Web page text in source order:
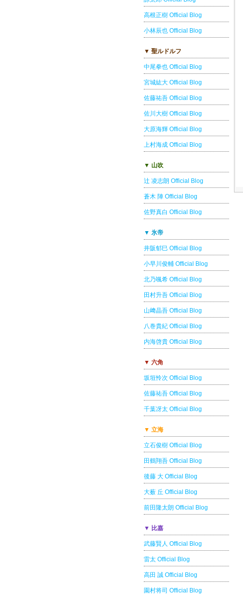
高根正樹 Official Blog
小林辰也 Official Blog
▼ 聖ルドルフ
中尾拳也 Official Blog
宮城紘大 Official Blog
佐藤祐吾 Official Blog
佐川大樹 Official Blog
大原海輝 Official Blog
上村海成 Official Blog
▼ 山吹
辻 凌志朗 Official Blog
蒼木 陣 Official Blog
佐野真白 Official Blog
▼ 氷帝
井阪郁巳 Official Blog
小早川俊輔 Official Blog
北乃颯希 Official Blog
田村升吾 Official Blog
山﨑晶吾 Official Blog
八巻貴紀 Official Blog
内海啓貴 Official Blog
▼ 六角
坂垣怜次 Official Blog
佐藤祐吾 Official Blog
千葉冴太 Official Blog
▼ 立海
立石俊樹 Official Blog
田鶴翔吾 Official Blog
後藤 大 Official Blog
大薮 丘 Official Blog
前田隆太朗 Official Blog
▼ 比嘉
武藤賢人 Official Blog
雷太 Official Blog
高田 誠 Official Blog
園村将司 Official Blog